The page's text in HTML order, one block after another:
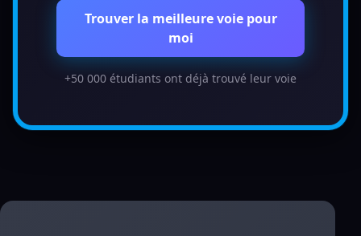
Trouver la meilleure voie pour
moi
+50 000 étudiants ont déjà trouvé leur voie